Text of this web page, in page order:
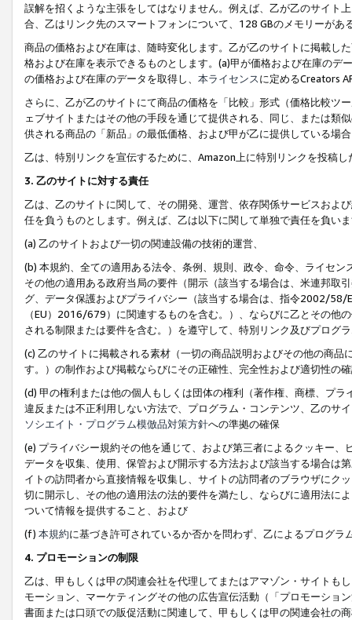
誤解を招くような主張をしてはなりません。例えば、乙が乙のサイト
合、乙はリンク先のスマートフォンについて、128 GBのメモリーがあ
商品の価格および在庫は、随時変化します。乙が乙のサイトに掲載し
格および在庫を表示できるものとします。(a)甲が価格および在庫の
の価格および在庫のデータを取得し、 本ライセンスに定めるCreators
さらに、乙が乙のサイトにて商品の価格を「比較」形式（価格比較ツ
ェブサイトまたはその他の手段を通じて提供される、同じ、または類
供される商品の「新品」の最低価格、および甲が乙に提供している場
乙は、特別リンクを宣伝するために、Amazon上に特別リンクを投稿
3. 乙のサイトに対する責任
乙は、乙のサイトに関して、その開発、運営、依存関係サービスおよ
任を負うものとします。例えば、乙は以下に関して単独で責任を負い
(a) 乙のサイトおよび一切の関連設備の技術的運営、
(b) 本規約、全ての適用ある法令、条例、規則、政令、命令、ライセ
その他の適用ある政府当局の要件（開示（該当する場合は、米連邦取
グ、データ保護およびプライバシー（該当する場合は、指令2002/58/
（EU）2016/679）に関連するものを含む。）、ならびに乙とその他
される制限または要件を含む。）を遵守して、特別リンク及びプログ
(c) 乙のサイトに掲載される素材（一切の商品説明およびその他の商
す。）の制作および掲載ならびにその正確性、完全性および適切性の
(d) 甲の権利または他の個人もしくは団体の権利（著作権、商標、プ
違反または不正利用しない方法で、プログラム・コンテンツ、乙のサ
ソシエイト・プログラム模倣品対策方針への準拠の確保
(e) プライバシー規約その他を通じて、および第三者によるクッキー
データを収集、使用、保管および開示する方法および該当する場合は
イトの訪問者から直接情報を収集し、サイトの訪問者のブラウザにク
切に開示し、その他の適用法の法的要件を満たし、ならびに適用法に
ついて情報を提供すること、および
(f) 本規約に基づき許可されているか否かを問わず、乙によるプログ
4. プロモーションの制限
乙は、甲もしくは甲の関連会社を代理してまたはアマゾン・サイトも
モーション、マーケティングその他の広告宣伝活動（「プロモーショ
書面または口頭での販促活動に関連して、甲もしくは甲の関連会社の